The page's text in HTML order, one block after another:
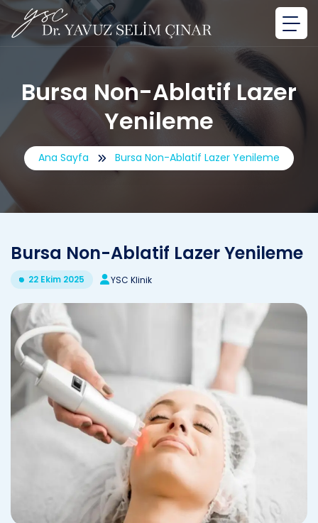
Bursa Non-Ablatif Lazer
Yenileme
Ana Sayfa Bursa Non-Ablatif Lazer Yenileme
Bursa Non-Ablatif Lazer Yenileme
22 Ekim 2025 YSC Klinik